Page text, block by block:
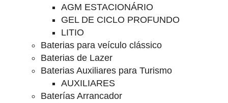
AGM ESTACIONÁRIO
GEL DE CICLO PROFUNDO
LITIO
Baterias para veículo clássico
Baterias de Lazer
Baterias Auxiliares para Turismo
AUXILIARES
Baterías Arrancador